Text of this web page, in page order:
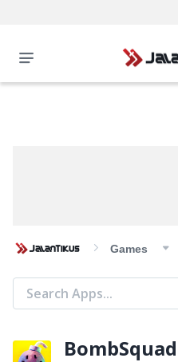
Games
BombSquad